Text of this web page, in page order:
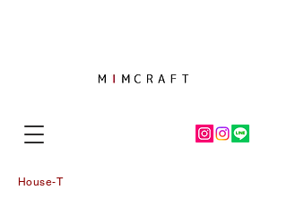
House-T